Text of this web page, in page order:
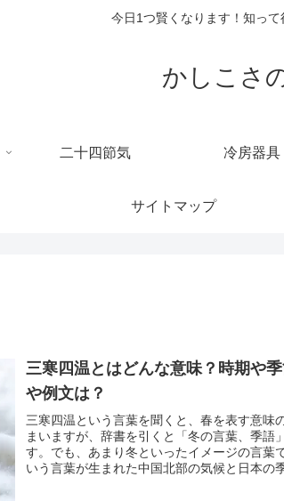
今日1つ賢くなります！知っ
かしこさ
二十四節気 冷房器具
サイトマップ
三寒四温とはどんな意味？時期や
や例文は？
三寒四温という言葉を聞くと、春を表す意味
まいますが、辞書を引くと「冬の言葉、季語
す。でも、あまり冬といったイメージの言葉
いう言葉が生まれた中国北部の気候と日本の